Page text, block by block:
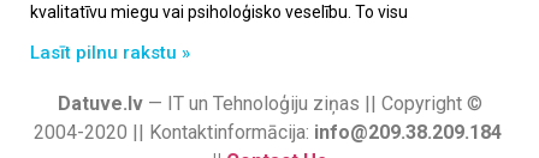
kvalitatīvu miegu vai psiholoģisko veselību. To visu
Lasīt pilnu rakstu »
Datuve.lv— IT un Tehnoloģiju ziņas || Copyright ©
2004-2020 || Kontaktinformācija: info@209.38.209.184